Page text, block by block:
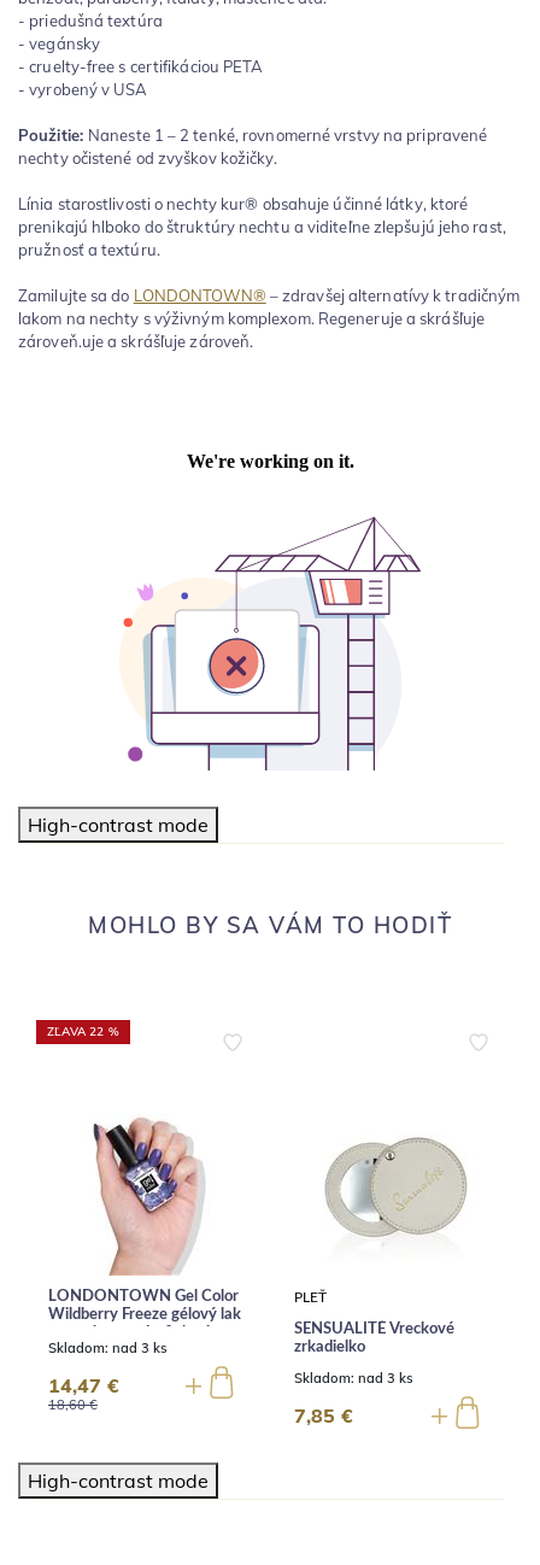
- priedušná textúra
- vegánsky
- cruelty-free s certifikáciou PETA
- vyrobený v USA
Použitie: Naneste 1 – 2 tenké, rovnomerné vrstvy na pripravené
nechty očistené od zvyškov kožičky.
Línia starostlivosti o nechty kur® obsahuje účinné látky, ktoré
prenikajú hlboko do štruktúry nechtu a viditeľne zlepšujú jeho rast,
pružnosť a textúru.
Zamilujte sa do LONDONTOWN® – zdravšej alternatívy k tradičným
lakom na nechty s výživným komplexom. Regeneruje a skrášľuje
zároveň.uje a skrášľuje zároveň.
High-contrast mode
MOHLO BY SA VÁM TO HODIŤ
ZĽAVA 22 %
LONDONTOWN Gel Color
Wildberry Freeze gélový lak
trblietky 12 ml
Skladom: nad 3 ks
18,60 €
14,47 €
PLEŤ
SENSUALITÉ Vreckové
zrkadielko
Skladom: nad 3 ks
7,85 €
High-contrast mode